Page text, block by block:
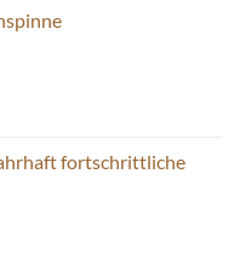
fortschrittliche